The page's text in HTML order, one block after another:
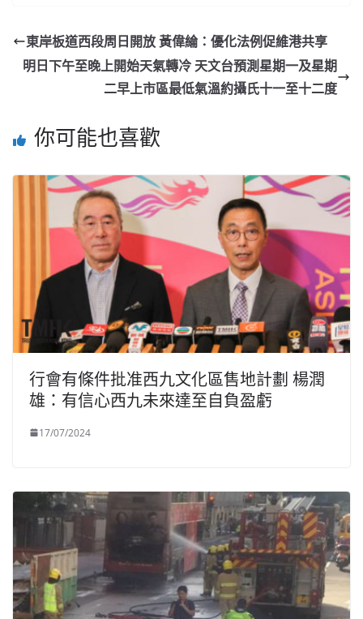
東岸板道西段周日開放 黃偉綸：優化法例促維港共享
明日下午至晚上開始天氣轉冷 天文台預測星期一及星期
二早上市區最低氣溫約攝氏十一至十二度
你可能也喜歡
行會有條件批准西九文化區售地計劃 楊潤
雄：有信心西九未來達至自負盈虧
17/07/2024